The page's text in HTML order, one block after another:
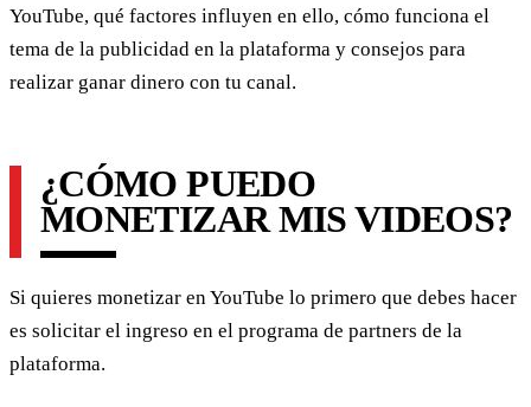
YouTube, qué factores influyen en ello, cómo funciona el
tema de la publicidad en la plataforma y consejos para
realizar ganar dinero con tu canal.
¿CÓMO PUEDO
MONETIZAR MIS VIDEOS?
Si quieres monetizar en YouTube lo primero que debes hacer
es solicitar el ingreso en el programa de partners de la
plataforma.